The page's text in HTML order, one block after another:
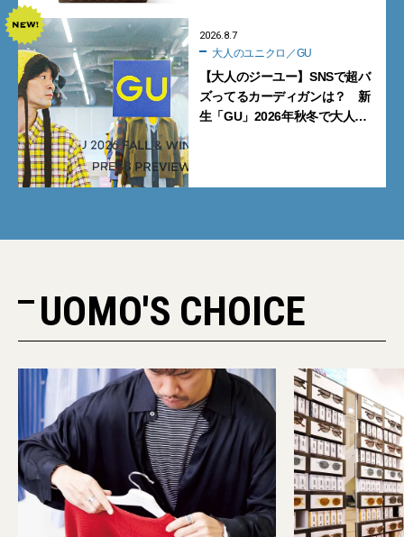
2026.8.7
大人のユニクロ／GU
【大人のジーユー】SNSで超バ
ズってるカーディガンは？ 新
生「GU」2026年秋冬で大人メ
UOMO'S CHOICE